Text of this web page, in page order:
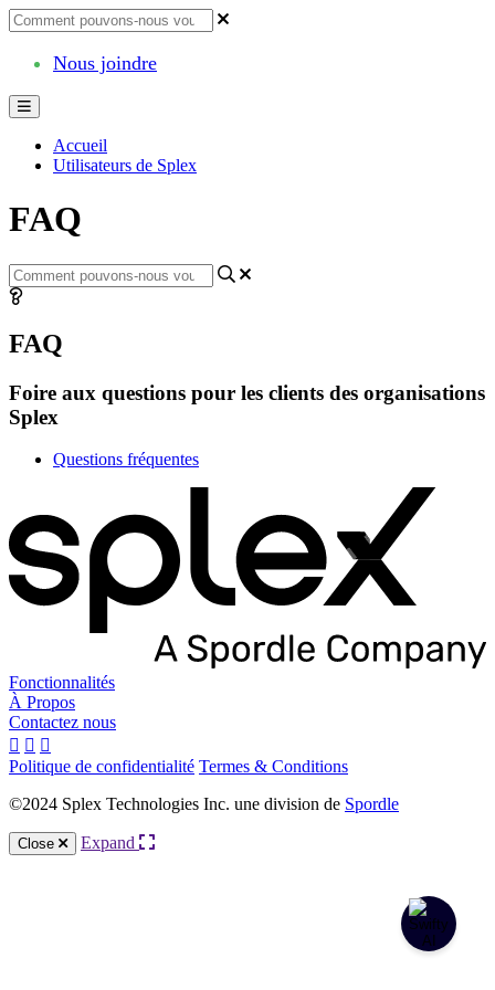
Nous joindre
Accueil
Utilisateurs de Splex
FAQ
FAQ
Foire aux questions pour les clients des organisations
Splex
Questions fréquentes
Fonctionnalités
À Propos
Contactez nous
Politique de confidentialité Termes & Conditions
©2024 Splex Technologies Inc. une division de Spordle
Close Expand